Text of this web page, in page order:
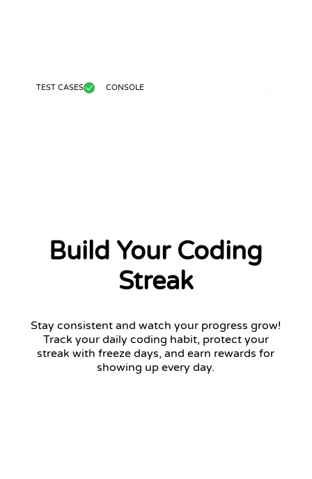
TEST CASES CONSOLE
Build Your Coding
Streak
Stay consistent and watch your progress grow!
Track your daily coding habit, protect your
streak with freeze days, and earn rewards for
showing up every day.